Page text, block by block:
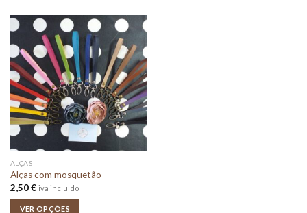
ALÇAS
Alças com mosquetão
2,50€ iva incluído
VER OPÇÕES